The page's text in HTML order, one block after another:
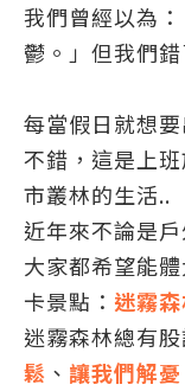
我們曾經以為
鬱。」但我們
每當假日就想
不錯，這是上
市叢林的生活..
近年來不論是
大家都希望能
卡景點： 迷霧
迷霧森林總有
鬆 、 讓我們解憂